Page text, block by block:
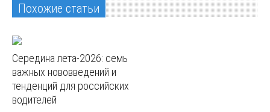
Похожие статьи
Середина лета-2026: семь
важных нововведений и
тенденций для российских
водителей